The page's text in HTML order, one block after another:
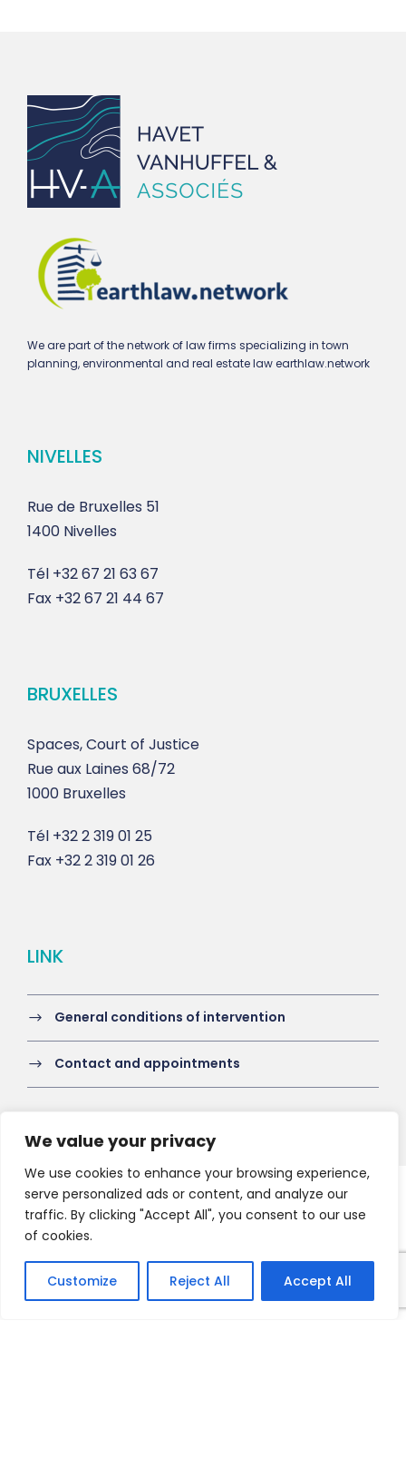
We value your privacy
We use cookies to enhance your browsing experience,
serve personalized ads or content, and analyze our
traffic. By clicking "Accept All", you consent to our use
of cookies.
Customize Reject All Accept All
We are part of the network of law firms specializing in town
planning, environmental and real estate law earthlaw.network
NIVELLES
Rue de Bruxelles 51
1400 Nivelles
Tél +32 67 21 63 67
Fax +32 67 21 44 67
BRUXELLES
Spaces, Court of Justice
Rue aux Laines 68/72
1000 Bruxelles
Tél +32 2 319 01 25
Fax +32 2 319 01 26
LINK
General conditions of intervention
Contact and appointments
Copyright 2021 HV-A, All Right Reserved